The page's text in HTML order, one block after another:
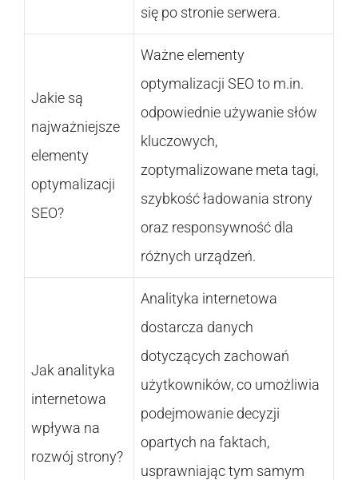
się po stronie serwera.
Jakie są
najważniejsze
elementy
optymalizacji
SEO?
Ważne elementy
optymalizacji SEO to m.in.
odpowiednie używanie słów
kluczowych,
zoptymalizowane meta tagi,
szybkość ładowania strony
oraz responsywność dla
różnych urządzeń.
Jak analityka
internetowa
wpływa na
rozwój strony?
Analityka internetowa
dostarcza danych
dotyczących zachowań
użytkowników, co umożliwia
podejmowanie decyzji
opartych na faktach,
usprawniając tym samym